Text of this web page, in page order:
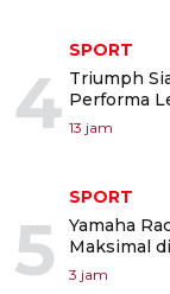
4
SPORT
Triumph
Performa
13 jam
5
SPORT
Yamaha
Maksimal
3 jam